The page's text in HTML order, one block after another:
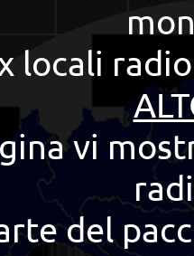
locali
vi
del